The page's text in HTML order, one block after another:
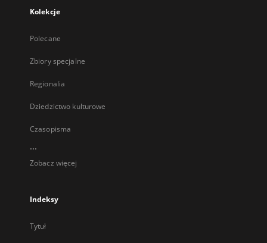
Kolekcje
Polecane
Zbiory specjalne
Regionalia
Dziedzictwo kulturowe
Czasopisma
...
Zobacz więcej
Indeksy
Tytuł